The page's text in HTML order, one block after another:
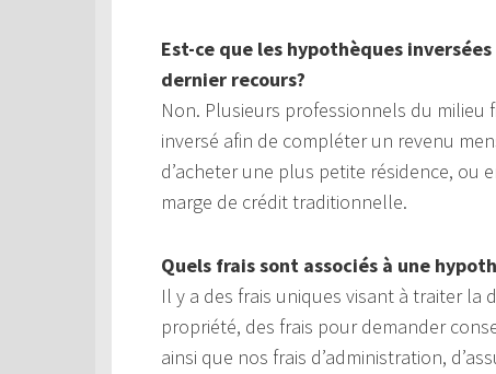
Est-ce que les hypothèques
dernier recours?
Non. Plusieurs professionnels du
inversé afin de compléter un revenu
d’acheter une plus petite résidence, ou
marge de crédit traditionnelle.
Quels frais sont associés à une
Il y a des frais uniques visant à traiter la
propriété, des frais pour demander
ainsi que nos frais d’administration,